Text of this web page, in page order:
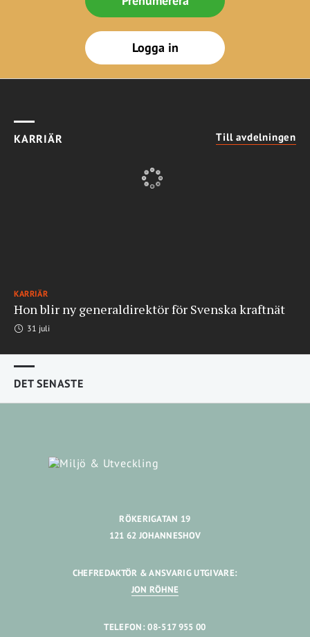
Logga in
KARRIÄR Till avdelningen
KARRIÄR
Hon blir ny generaldirektör för Svenska kraftnät
31 juli
DET SENASTE
RÖKERIGATAN 19
121 62 JOHANNESHOV
CHEFREDAKTÖR & ANSVARIG UTGIVARE:
JON RÖHNE
TELEFON: 08-517 955 00